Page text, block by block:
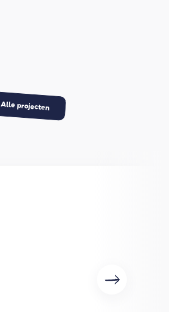
Alle projecten